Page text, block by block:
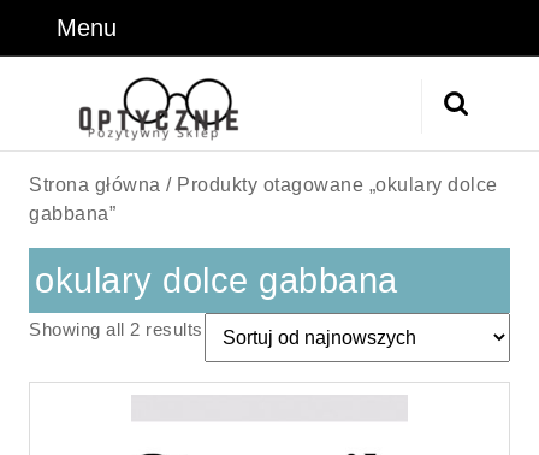
Menu
Strona główna / Produkty otagowane „okulary dolce
gabbana”
okulary dolce gabbana
Showing all 2 results Sorted
by
latest